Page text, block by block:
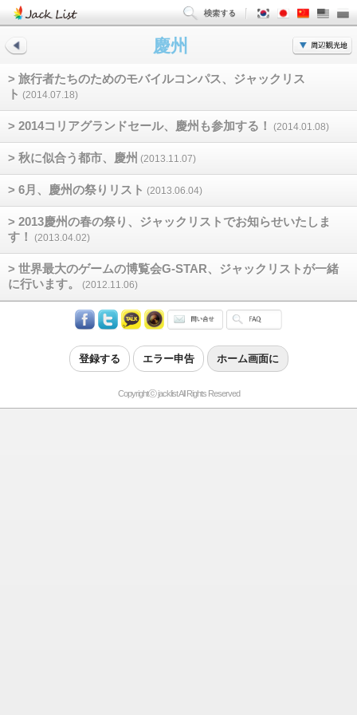
慶州
> 旅行者たちのためのモバイルコンパス、ジャックリス
ト (2014.07.18)
> 2014コリアグランドセール、慶州も参加する！ (2014.01.08)
> 秋に似合う都市、慶州 (2013.11.07)
> 6月、慶州の祭りリスト (2013.06.04)
> 2013慶州の春の祭り、ジャックリストでお知らせいたしま
す！
(2013.04.02)
> 世界最大のゲームの博覧会G-STAR、ジャックリストが一緒
に行います。
(2012.11.06)
登録する エラー申告 ホーム画面に
Copyrightⓒ jacklist All Rights Reserved